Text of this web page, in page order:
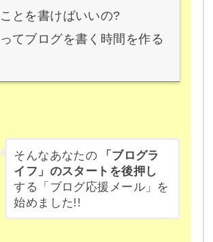
とを書けばいいの?
てブログを書く時間を作る
そんなあなたの
「ブログラ
イフ」のスタートを後押し
する「ブログ応援メール」を
始めました!!